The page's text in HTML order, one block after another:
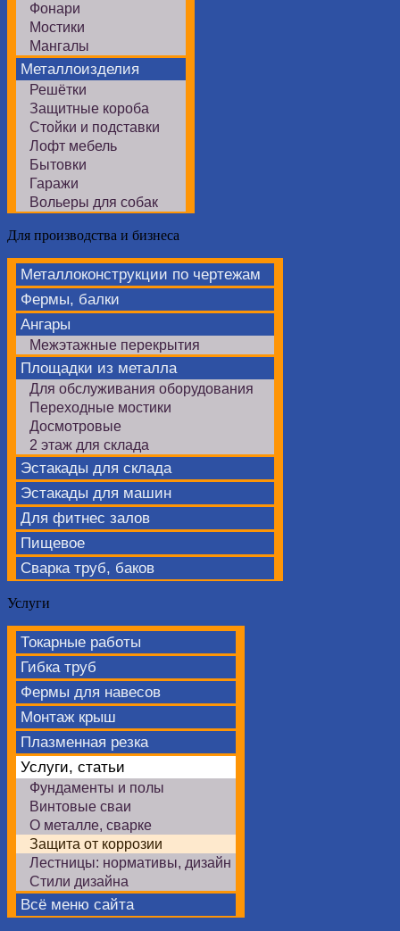
Фонари
Мостики
Мангалы
Металлоизделия
Решётки
Защитные короба
Стойки и подставки
Лофт мебель
Бытовки
Гаражи
Вольеры для собак
Для производства и бизнеса
Металлоконструкции по чертежам
Фермы, балки
Ангары
Межэтажные перекрытия
Площадки из металла
Для обслуживания оборудования
Переходные мостики
Досмотровые
2 этаж для склада
Эстакады для склада
Эстакады для машин
Для фитнес залов
Пищевое
Сварка труб, баков
Услуги
Токарные работы
Гибка труб
Фермы для навесов
Монтаж крыш
Плазменная резка
Услуги, статьи
Фундаменты и полы
Винтовые сваи
О металле, сварке
Защита от коррозии
Лестницы: нормативы, дизайн
Стили дизайна
Всё меню сайта